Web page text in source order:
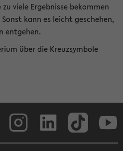
viele Ergebnisse bekommen
kann es leicht geschehen,
entgehen.
über die Kreuzsymbole